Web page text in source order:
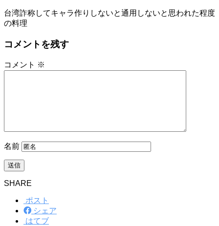
台湾詐称してキャラ作りしないと通用しないと思われた程度
の料理
コメントを残す
コメント ※
名前
SHARE
ポスト
シェア
はてブ